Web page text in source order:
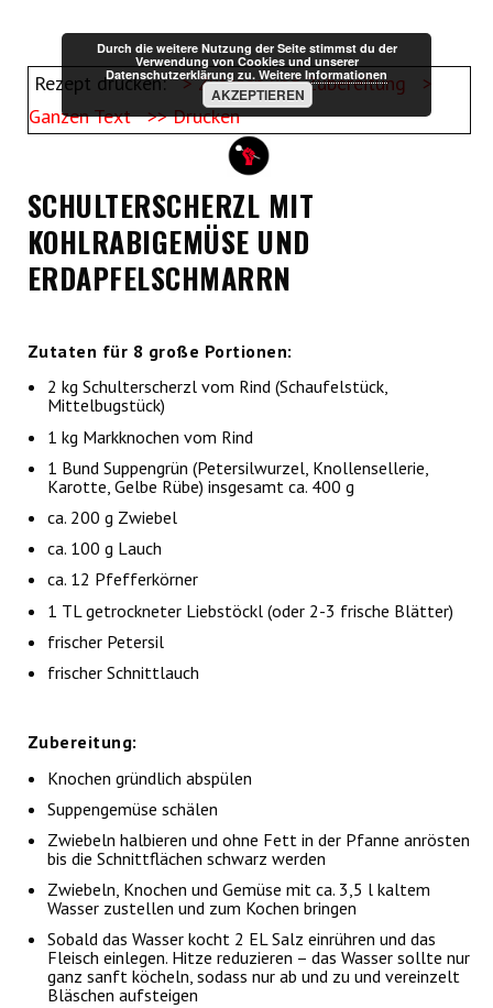
Rezept drucken:> Zutaten und Zubereitung
>
Ganzen Text
>> Drucken
SCHULTERSCHERZL MIT
KOHLRABIGEMÜSE UND
ERDAPFELSCHMARRN
Zutaten für 8 große Portionen:
2 kg Schulterscherzl vom Rind (Schaufelstück,
Mittelbugstück)
1 kg Markknochen vom Rind
1 Bund Suppengrün (Petersilwurzel, Knollensellerie,
Karotte, Gelbe Rübe) insgesamt ca. 400 g
ca. 200 g Zwiebel
ca. 100 g Lauch
ca. 12 Pfefferkörner
1 TL getrockneter Liebstöckl (oder 2-3 frische Blätter)
frischer Petersil
frischer Schnittlauch
Zubereitung:
Knochen gründlich abspülen
Suppengemüse schälen
Zwiebeln halbieren und ohne Fett in der Pfanne anrösten
bis die Schnittflächen schwarz werden
Zwiebeln, Knochen und Gemüse mit ca. 3,5 l kaltem
Wasser zustellen und zum Kochen bringen
Sobald das Wasser kocht 2 EL Salz einrühren und das
Fleisch einlegen. Hitze reduzieren – das Wasser sollte nur
ganz sanft köcheln, sodass nur ab und zu und vereinzelt
Bläschen aufsteigen
Durch die weitere Nutzung der Seite stimmst du der
Verwendung von Cookies und unserer
Datenschutzerklärung zu. Weitere Informationen
AKZEPTIEREN